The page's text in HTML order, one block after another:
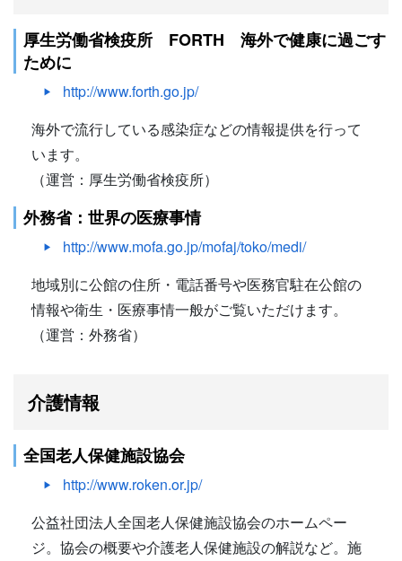
厚生労働省検疫所 FORTH 海外で健康に過ごす
ために
http://www.forth.go.jp/
海外で流行している感染症などの情報提供を行って
います。
（運営：厚生労働省検疫所）
外務省：世界の医療事情
http://www.mofa.go.jp/mofaj/toko/medi/
地域別に公館の住所・電話番号や医務官駐在公館の
情報や衛生・医療事情一般がご覧いただけます。
（運営：外務省）
介護情報
全国老人保健施設協会
http://www.roken.or.jp/
公益社団法人全国老人保健施設協会のホームペー
ジ。協会の概要や介護老人保健施設の解説など。施